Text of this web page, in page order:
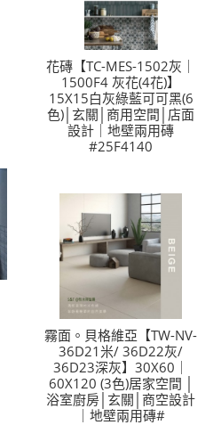
花磚【TC-MES-1502灰｜
1500F4 灰花(4花)】
15X15白灰綠藍可可黑(6
色)│玄關│商用空間│店面
設計｜地壁兩用磚
#25F4140
霧面。貝格維亞【TW-NV-
36D21米/ 36D22灰/
36D23深灰】30X60｜
60X120 (3色)居家空間 │
浴室廚房│玄關│商空設計
｜地壁兩用磚#